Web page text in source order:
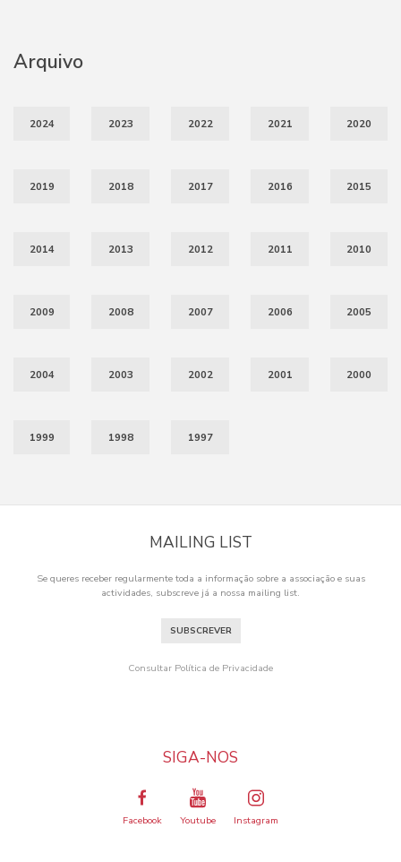
Arquivo
2024 2023 2022 2021 2020
2019 2018 2017 2016 2015
2014 2013 2012 2011 2010
2009 2008 2007 2006 2005
2004 2003 2002 2001 2000
1999 1998 1997
MAILING LIST
Se queres receber regularmente toda a informação sobre a associação e suas
actividades, subscreve já a nossa mailing list.
SUBSCREVER
Consultar Política de Privacidade
SIGA-NOS
Facebook Youtube Instagram